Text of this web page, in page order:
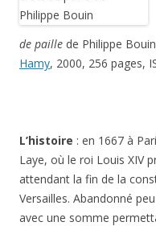
de paille de Philippe
Hamy, 2000, 256 pages,
L’histoire : en 1667 à
Laye, où le roi Louis XIV
attendant la fin de la
Versailles. Abandonné
avec une somme